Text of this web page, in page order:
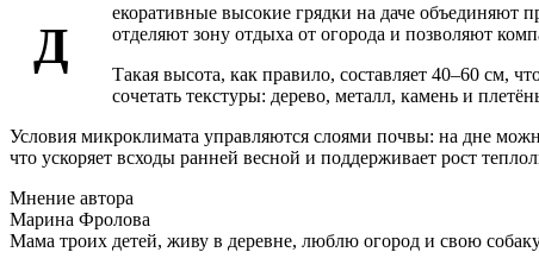
Д
екоративные высокие грядки на даче объединяют
отделяют зону отдыха от огорода и позволяют
Такая высота, как правило, составляет 40–60 см,
сочетать текстуры: дерево, металл, камень и
Условия микроклимата управляются слоями почвы: на дне
что ускоряет всходы ранней весной и поддерживает рост
Мнение автора
Марина Фролова
Мама троих детей, живу в деревне, люблю огород и свою